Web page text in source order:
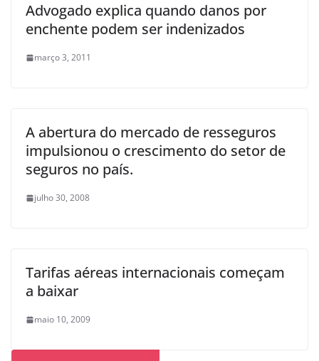
Advogado explica quando danos por
enchente podem ser indenizados
março 3, 2011
A abertura do mercado de resseguros
impulsionou o crescimento do setor de
seguros no país.
julho 30, 2008
Tarifas aéreas internacionais começam
a baixar
maio 10, 2009